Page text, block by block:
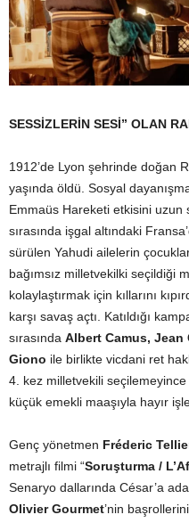
SESSİZLERİN SESİ” OLAN
1912’de Lyon şehrinde doğan
yaşında öldü. Sosyal
Emmaüs Hareketi etkisini uzun
sırasında işgal altındaki
sürülen Yahudi ailelerin
bağımsız milletvekilki seçildiği
kolaylaştırmak için kıllarını
karşı savaş açtı. Katıldığı
sırasında Albert Camus, Jean
Giono ile birlikte vicdani ret
4. kez milletvekili
küçük emekli maaşıyla hayır
Genç yönetmen Fréderic
metrajlı filmi “Soruşturma /
Senaryo dallarında César’a
Olivier Gourmet’nin